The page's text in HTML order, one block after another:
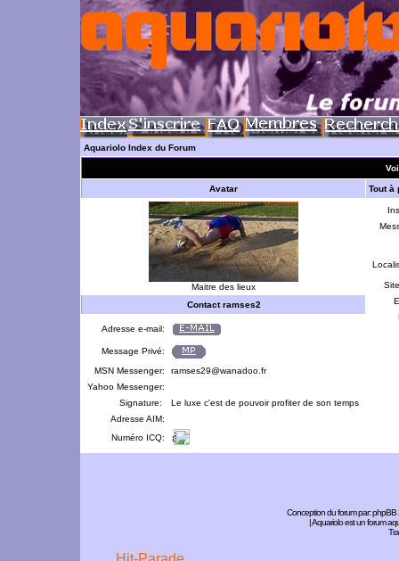
Aquariolo Index du Forum
Avatar Tout à
Maitre des lieux
Contact ramses2
Adresse e-mail:
Message Privé:
MSN Messenger:
ramses29@wanadoo.fr
Yahoo Messenger:
Signature:
Le luxe c'est de pouvoir profiter de son temps
Adresse AIM:
Numéro ICQ:
Conception du forum par:phpBB
| Aquariolo est un forum